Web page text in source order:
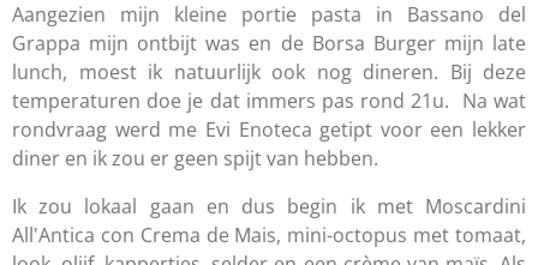
Aangezien mijn kleine portie pasta in Bassano del
Grappa mijn ontbijt was en de Borsa Burger mijn late
lunch, moest ik natuurlijk ook nog dineren. Bij deze
temperaturen doe je dat immers pas rond 21u. Na wat
rondvraag werd me Evi Enoteca getipt voor een lekker
diner en ik zou er geen spijt van hebben.
Ik zou lokaal gaan en dus begin ik met Moscardini
All'Antica con Crema de Mais, mini-octopus met tomaat,